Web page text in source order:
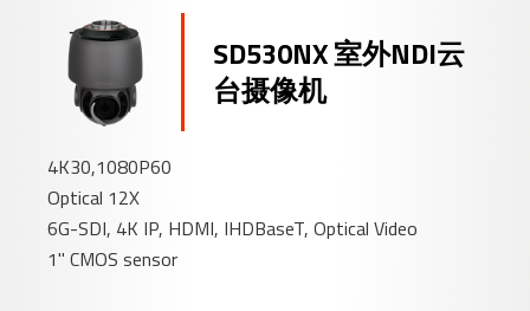
SD530NX 室外NDI云
台摄像机
4K30,1080P60
Optical 12X
6G-SDI, 4K IP, HDMI, IHDBaseT, Optical Video
1" CMOS sensor